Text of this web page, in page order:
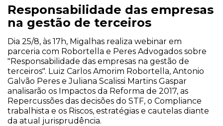
Responsabilidade das empresas
na gestão de terceiros
Dia 25/8, às 17h, Migalhas realiza webinar em
parceria com Robortella e Peres Advogados sobre
"Responsabilidade das empresas na gestão de
terceiros". Luiz Carlos Amorim Robortella, Antonio
Galvão Peres e Juliana Scalissi Martins Gaspar
analisarão os Impactos da Reforma de 2017, as
Repercussões das decisões do STF, o Compliance
trabalhista e os Riscos, estratégias e cautelas diante
da atual jurisprudência.